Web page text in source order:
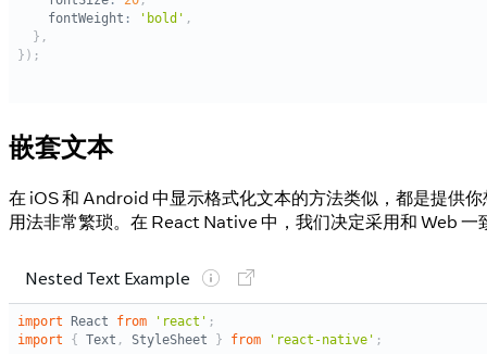
嵌套文本
在 iOS 和 Android 中显示格式化文本的方法类似，都是提供
用法非常繁琐。在 React Native 中，我们决定采用和 Web